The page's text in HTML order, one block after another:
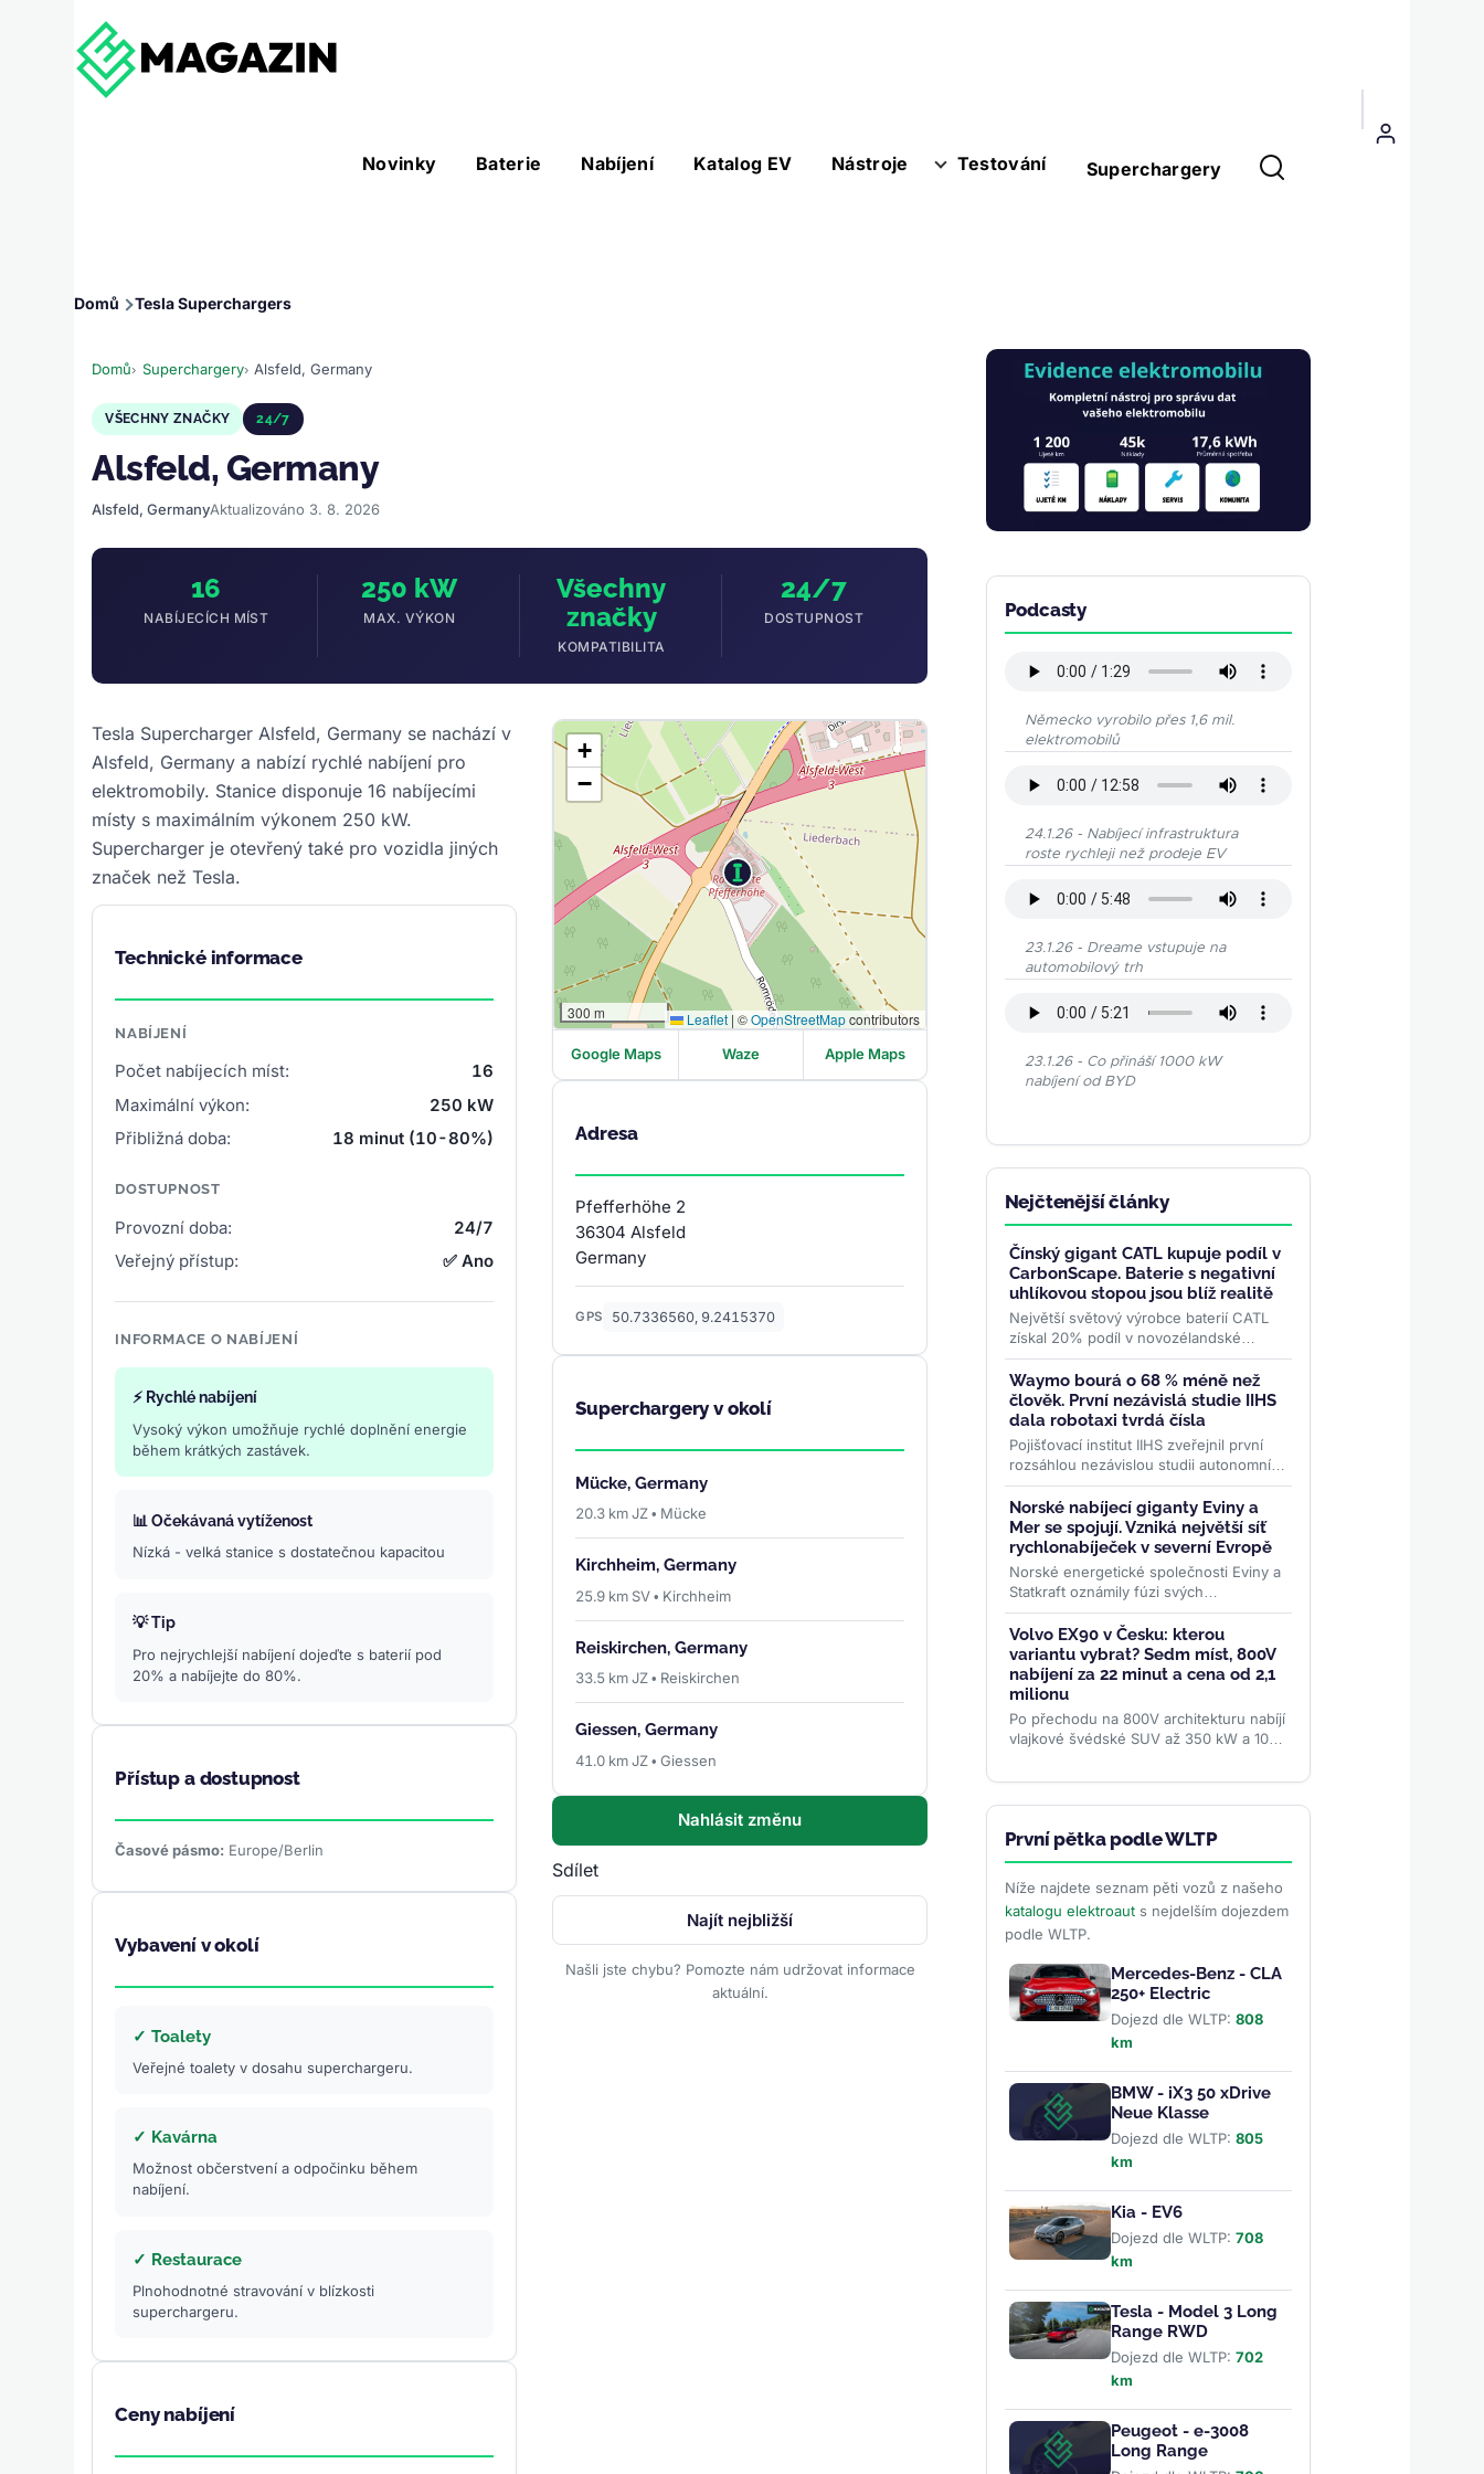
Hlavní
Novinky Baterie Nabíjení Katalog EV Nástroje
Nástroje sub-navigation Testování Superchargery
Menu
uživatelského
Drobečková
navigace
Domů Tesla Superchargers
Domů Superchargery Alsfeld, Germany
VŠECHNY ZNAČKY 24/7
Alsfeld, Germany
Alsfeld, GermanyAktualizováno 3. 8. 2026
16
NABÍJECÍCH MÍST
250 kW
MAX. VÝKON
Všechny
značky
KOMPATIBILITA
24/7
DOSTUPNOST
Tesla Supercharger Alsfeld, Germany se nachází v
Alsfeld, Germany a nabízí rychlé nabíjení pro
elektromobily. Stanice disponuje 16 nabíjecími
místy s maximálním výkonem 250 kW.
Supercharger je otevřený také pro vozidla jiných
značek než Tesla.
Technické informace
NABÍJENÍ
Počet nabíjecích míst:
16
Maximální výkon:
250 kW
Přibližná doba:
18 minut (10-80%)
DOSTUPNOST
Provozní doba:
24/7
Veřejný přístup:
✅ Ano
INFORMACE O NABÍJENÍ
⚡ Rychlé nabíjení
Vysoký výkon umožňuje rychlé doplnění energie
během krátkých zastávek.
📊 Očekávaná vytíženost
Nízká - velká stanice s dostatečnou kapacitou
💡 Tip
Pro nejrychlejší nabíjení dojeďte s baterií pod
20% a nabíjejte do 80%.
Přístup a dostupnost
Časové pásmo: Europe/Berlin
Vybavení v okolí
✓ Toalety
Veřejné toalety v dosahu superchargeru.
✓ Kavárna
Možnost občerstvení a odpočinku během
nabíjení.
✓ Restaurace
Plnohodnotné stravování v blízkosti
superchargeru.
Ceny nabíjení
+
−
300 m Leaflet | ©OpenStreetMapcontributors
Google Maps Waze Apple Maps
Adresa
Pfefferhöhe 2
36304 Alsfeld
Germany
GPS 50.7336560, 9.2415370
Superchargery v okolí
Mücke, Germany
20.3 km JZ • Mücke
Kirchheim, Germany
25.9 km SV • Kirchheim
Reiskirchen, Germany
33.5 km JZ • Reiskirchen
Giessen, Germany
41.0 km JZ • Giessen
Nahlásit změnu
Sdílet
Najít nejbližší
Našli jste chybu? Pomozte nám udržovat informace
aktuální.
Obrázek
Podcasty
Německo vyrobilo přes 1,6 mil.
elektromobilů
24.1.26 - Nabíjecí infrastruktura
roste rychleji než prodeje EV
23.1.26 - Dreame vstupuje na
automobilový trh
23.1.26 - Co přináší 1000 kW
nabíjení od BYD
Nejčtenější články
Čínský gigant CATL kupuje podíl v
CarbonScape. Baterie s negativní
uhlíkovou stopou jsou blíž realitě
Největší světový výrobce baterií CATL
získal 20% podíl v novozélandské
společnosti CarbonScape. Cílem této
strategické investice je... >>
Waymo bourá o 68 % méně než
člověk. První nezávislá studie IIHS
dala robotaxi tvrdá čísla
Pojišťovací institut IIHS zveřejnil první
rozsáhlou nezávislou studii autonomních
vozidel. Waymo na 50 milionech mil bez
řidiče bouralo o... >>
Norské nabíjecí giganty Eviny a
Mer se spojují. Vzniká největší síť
rychlonabíječek v severní Evropě
Norské energetické společnosti Eviny a
Statkraft oznámily fúzi svých
rychlodobíjecích sítí. Spojený podnik
Eviny Elektrifisering bude mít...
Volvo EX90 v Česku: kterou
variantu vybrat? Sedm míst, 800V
nabíjení za 22 minut a cena od 2,1
milionu
Po přechodu na 800V architekturu nabíjí
vlajkové švédské SUV až 350 kW a 10–
všechny tři verze...>>
První pětka podle WLTP
Níže najdete seznam pěti vozů z našeho
katalogu elektroauts nejdelším dojezdem
podle WLTP.
Mercedes-Benz - CLA
250+ Electric
Dojezd dle WLTP: 808
km
BMW - iX3 50 xDrive
Neue Klasse
Dojezd dle WLTP: 805
km
Kia - EV6
Dojezd dle WLTP: 708
km
Tesla - Model 3 Long
Range RWD
Dojezd dle WLTP: 702
km
Peugeot - e-3008
Long Range